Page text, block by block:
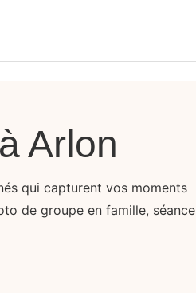
Arlon
qui capturent vos moments
de groupe en famille, séance